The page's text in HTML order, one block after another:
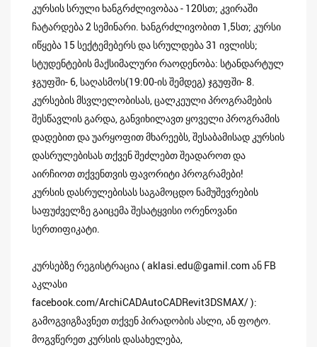
კურსის სრული ხანგრძლივობაა - 120სთ; კვირაში
ჩატარდება 2 სემინარი. ხანგრძლივობით 1,5სთ; კურსი
იწყება 15 სექტემებერს და სრულდება 31 ივლისს;
სტუდენტების მაქსიმალური რაოდენობა: სტანდარტულ
ჯგუფში- 6, საღასმოს(19:00-ის შემდეგ) ჯგუფში- 8.
კურსების მსვლელობისას, ცალკეული პროგრამების
შესწავლის გარდა, განვიხილავთ ყოველი პროგრამის
დადებით და უარყოფით მხარეებს, შესაბამისად კურსის
დასრულებისას თქვენ შეძლებთ შეადაროთ და
აირჩიოთ თქვენთვის ფავორიტი პროგრამები!
კურსის დასრულებისას საგამოცდო ნამუშევრების
საფუძველზე გაიცემა შესატყვისი ორენოვანი
სერთიფიკატი.
კურსებზე რეგისტრაცია ( aklasi.edu@gamil.com ან FB
აკლასი
facebook.com/ArchiCADAutoCADRevit3DSMAX/ ):
გამოგვიგზავნეთ თქვენ პირადობის ასლი, ან ფოტო.
მოგვწერეთ კურსის დასახელება,